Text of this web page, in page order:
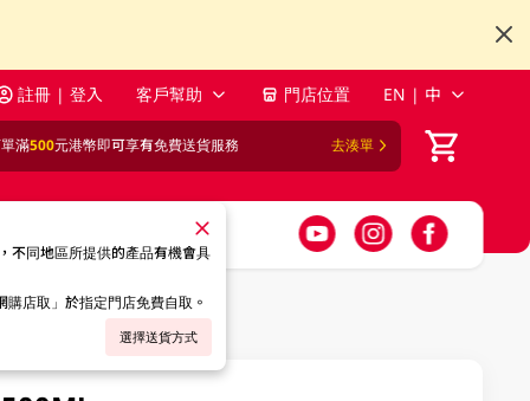
註冊 | 登入 客戶幫助 門店位置 EN | 中
滿500元港幣即可享有免費送貨服務 去湊單
不同地區所提供的產品有機會具
店取」於指定門店免費自取。
選擇送貨方式